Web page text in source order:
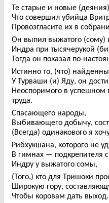
Те старые и новые
Что совершил убийца
Провозгласите их в
Он выпил выжатого (сому)
Индра при тысячерукой
Тогда он показал по-
Истинно то, (что)
У Турваши (и) Яду, он
Неоспоримого в
труда.
Спасающего народы,
Выбивающего добычу,
(Всегда) одинакового я
Рибхукшана, которого не
В гимнах — подкрепителя
Индру у выжатого сомы,
(Того,) кто для Тришоки
Широкую гору,
Чтобы коровам дать выход.